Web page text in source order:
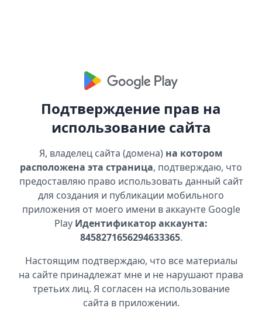
Подтверждение прав на
использование сайта
Я, владелец сайта (домена) на котором
расположена эта страница, подтверждаю, что
предоставляю право использовать данный сайт
для создания и публикации мобильного
приложения от моего имени в аккаунте Google
Play Идентификатор аккаунта:
8458271656294633365.
Настоящим подтверждаю, что все материалы
на сайте принадлежат мне и не нарушают права
третьих лиц. Я согласен на использование
сайта в приложении.